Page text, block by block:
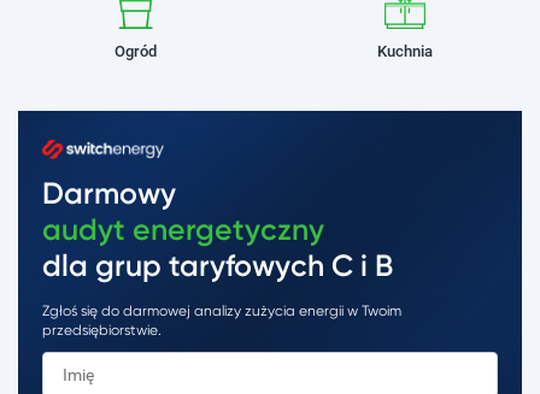
Ogród Kuchnia
Darmowy
audyt energetyczny
dla grup taryfowych C i B
Zgłoś się do darmowej analizy zużycia energii w Twoim
przedsiębiorstwie.